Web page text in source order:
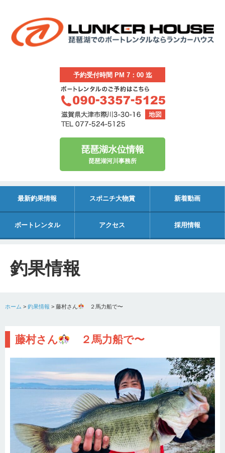
予約受付時間 PM 7：00 迄
琵琶湖水位情報
琵琶湖河川事務所
最新釣果情報 スポニチ大物賞 新着動画
ボートレンタル アクセス 採用情報
釣果情報
ホーム > 釣果情報 > 藤村さん ２馬力船で〜
藤村さん ２馬力船で〜